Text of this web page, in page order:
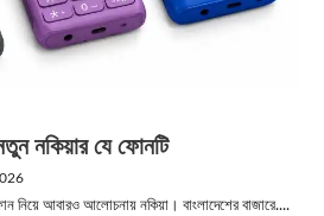
নকিয়ার যে ফোনটি
নিয়ে আবারও আলোচনায় নকিয়া। বাংলাদেশের বাজারে....